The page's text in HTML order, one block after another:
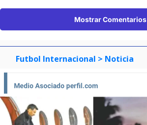
Mostrar Comentarios
Futbol Internacional > Noticia